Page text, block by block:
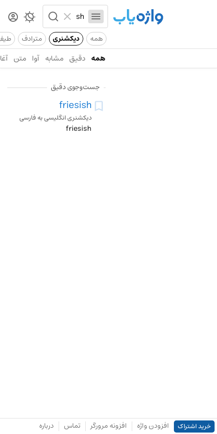
همه دیکشنری مترادف
همه دقیق مشابه آوا متن
جست‌وجوی دقیق
friesish
دیکشنری انگلیسی به فارسی
friesish
خرید اشتراک افزودن واژه افزونه مرورگر تماس درباره